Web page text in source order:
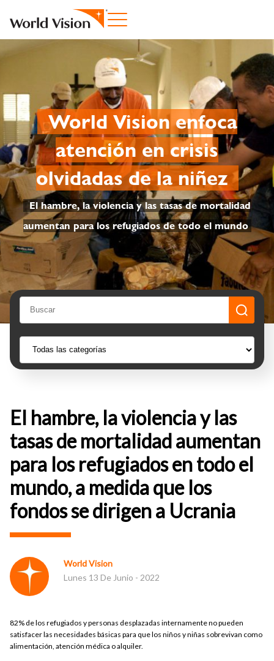
World Vision enfoca
atención en crisis
olvidadas de la niñez
El hambre, la violencia y las tasas de mortalidad
aumentan para los refugiados de todo el mundo
El hambre, la violencia y las
tasas de mortalidad aumentan
para los refugiados en todo el
mundo, a medida que los
fondos se dirigen a Ucrania
World Vision
Lunes 13 De Junio - 2022
82% de los refugiados y personas desplazadas internamente no pueden
satisfacer las necesidades básicas para que los niños y niñas sobrevivan como
alimentación, atención médica o alquiler.